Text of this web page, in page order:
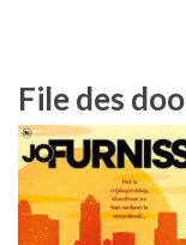
File des